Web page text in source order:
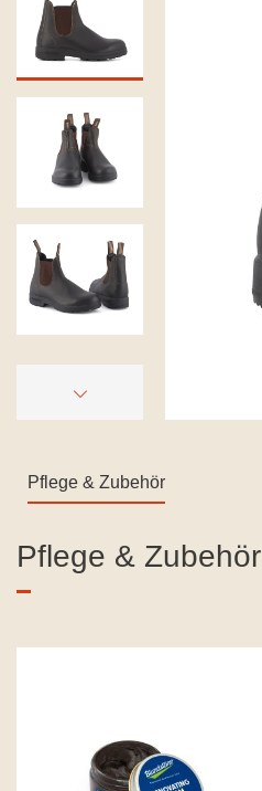
Pflege & Zubehör
Produktgalerie überspringen
Pflege & Zubehör